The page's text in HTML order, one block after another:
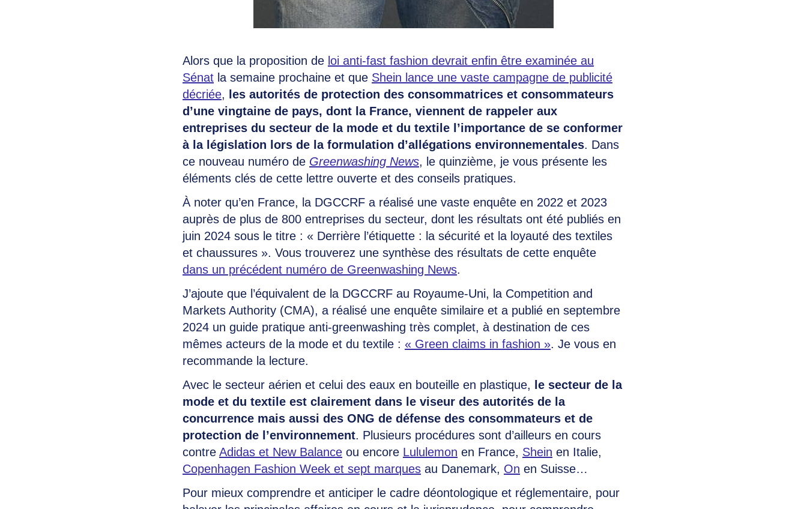
Alors que la proposition de loi anti-fast fashion devrait enfin être examinée au
Sénat la semaine prochaine et que Shein lance une vaste campagne de publicité
décriée,
les autorités de protection des consommatrices et consommateurs
d’une vingtaine de pays, dont la France, viennent de rappeler aux
entreprises du secteur de la mode et du textile l’importance de se conformer
à la législation lors de la formulation d’allégations environnementales. Dans
ce nouveau numéro de Greenwashing News, le quinzième, je vous présente les
éléments clés de cette lettre ouverte et des conseils pratiques.
À noter qu’en France, la DGCCRF a réalisé une vaste enquête en 2022 et 2023
auprès de plus de 800 entreprises du secteur, dont les résultats ont été publiés en
juin 2024 sous le titre : « Derrière l’étiquette : la sécurité et la loyauté des textiles
et chaussures ». Vous trouverez une synthèse des résultats de cette enquête
dans un précédent numéro de Greenwashing News.
J’ajoute que l’équivalent de la DGCCRF au Royaume-Uni, la Competition and
Markets Authority (CMA), a réalisé une enquête similaire et a publié en septembre
2024 un guide pratique anti-greenwashing très complet, à destination de ces
mêmes acteurs de la mode et du textile : « Green claims in fashion ». Je vous en
recommande la lecture.
Avec le secteur aérien et celui des eaux en bouteille en plastique,
le secteur de la
mode et du textile est clairement dans le viseur des autorités de la
concurrence mais aussi des ONG de défense des consommateurs et de
protection de l’environnement. Plusieurs procédures sont d’ailleurs en cours
contre Adidas et New Balance ou encore Lululemon en France, Shein en Italie,
Copenhagen Fashion Week et sept marques au Danemark, On en Suisse…
Pour mieux comprendre et anticiper le cadre déontologique et réglementaire, pour